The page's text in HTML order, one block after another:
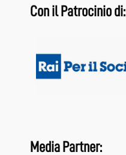
Con il Patrocinio di:
Media Partner: